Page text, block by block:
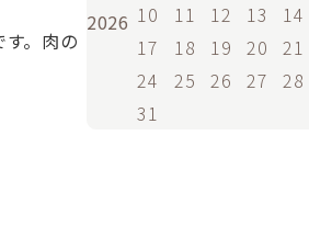
。肉の
2026 10
11 12 13 14
17
18 19 20 21
24
25 26 27 28
31